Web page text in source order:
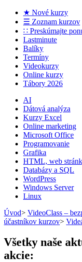
★ Nové kurzy
☰ Zoznam kurzov
∷ Preskúmajte
Lastminute
Balíky
Termíny
Videokurzy
Online kurzy
Tábory 2026
AI
Dátová analýza
Kurzy Excel
Online marketing
Microsoft Office
Programovanie
Grafika
HTML, web
Databázy a SQL
WordPress
Windows Server
Linux
Úvod> VideoClass –
účastníkov kurzov>
Všetky naše
akcie: